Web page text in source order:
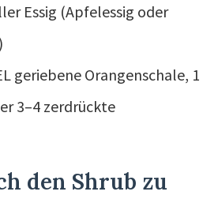
Essig (Apfelessig oder
geriebene Orangenschale, 1
3–4 zerdrückte
den Shrub zu